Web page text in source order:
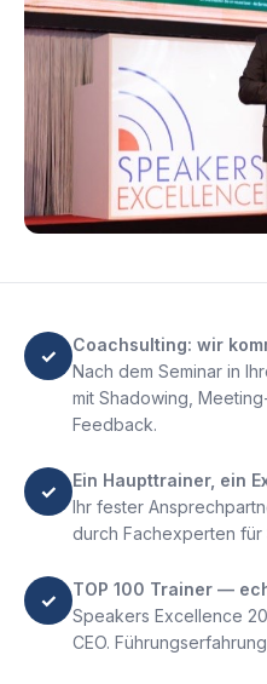
✓
Coachsulting: wir
Nach dem Seminar in
mit Shadowing,
Feedback.
✓
Ein Haupttrainer, ein
Ihr fester
durch Fachexperten für
✓
TOP 100 Trainer —
Speakers Excellence
CEO.